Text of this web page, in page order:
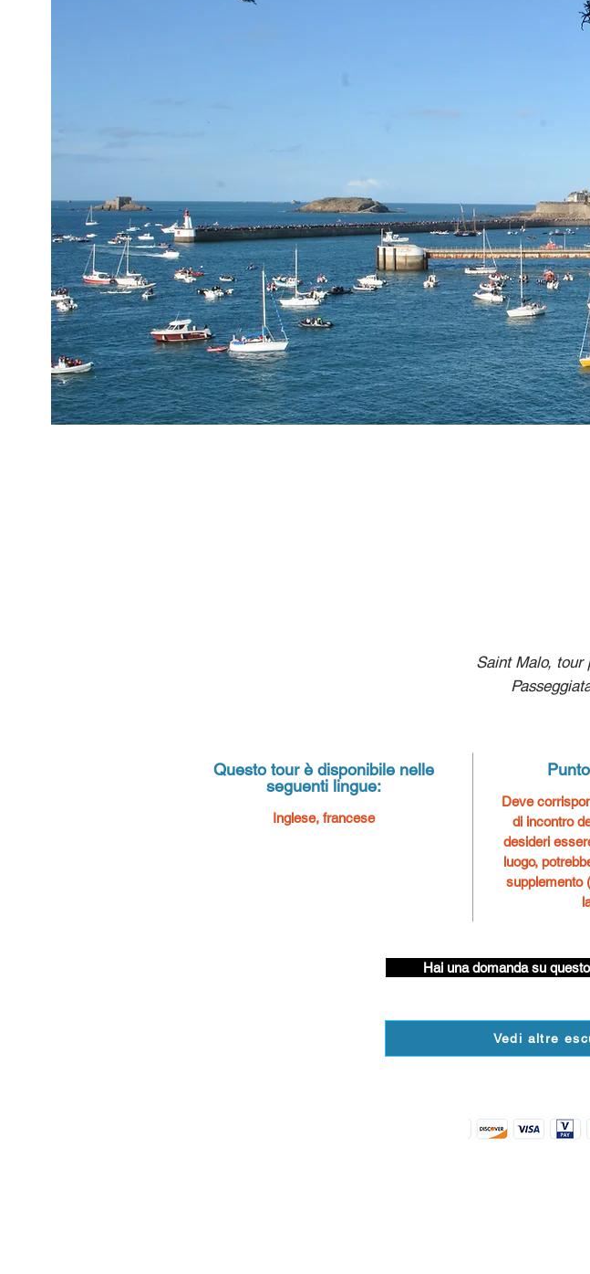
Saint Malo, tour
Questo tour è disponibile nelle
seguenti lingue:
Inglese, francese
Deve
di incontro
desideri
luogo,
supplemento
Hai una domanda su
Vedi altre